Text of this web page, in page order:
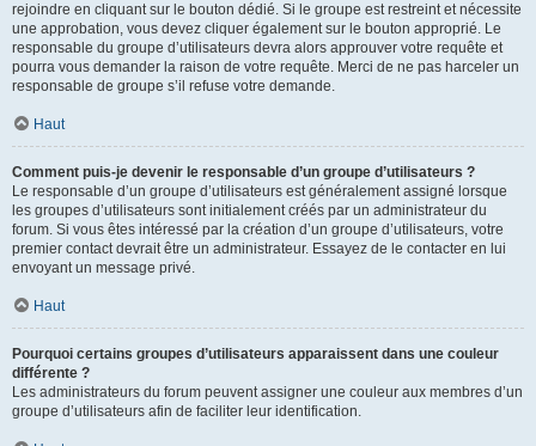
rejoindre en cliquant sur le bouton dédié. Si le groupe est restreint et nécessite
une approbation, vous devez cliquer également sur le bouton approprié. Le
responsable du groupe d’utilisateurs devra alors approuver votre requête et
pourra vous demander la raison de votre requête. Merci de ne pas harceler un
responsable de groupe s’il refuse votre demande.
Haut
Comment puis-je devenir le responsable d’un groupe d’utilisateurs ?
Le responsable d’un groupe d’utilisateurs est généralement assigné lorsque
les groupes d’utilisateurs sont initialement créés par un administrateur du
forum. Si vous êtes intéressé par la création d’un groupe d’utilisateurs, votre
premier contact devrait être un administrateur. Essayez de le contacter en lui
envoyant un message privé.
Haut
Pourquoi certains groupes d’utilisateurs apparaissent dans une couleur
différente ?
Les administrateurs du forum peuvent assigner une couleur aux membres d’un
groupe d’utilisateurs afin de faciliter leur identification.